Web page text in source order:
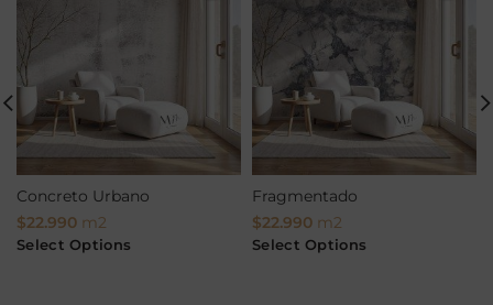
Concreto Urbano
$22.990 m2
Select Options
Fragmentado
$22.990 m2
Select Options